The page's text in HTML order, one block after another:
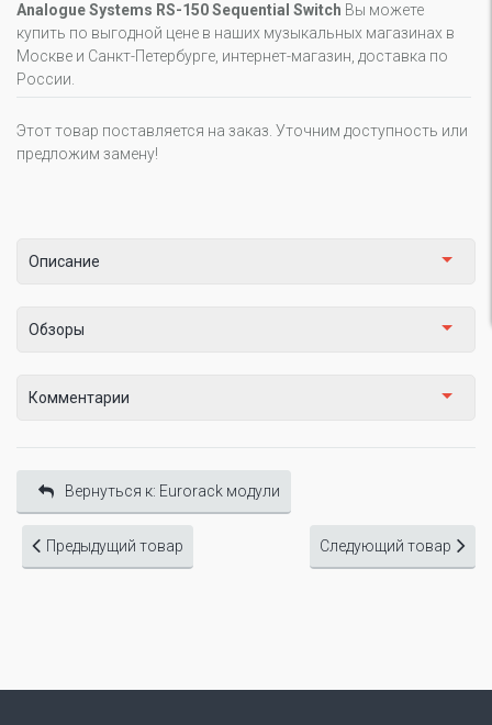
Analogue Systems RS-150 Sequential Switch Вы можете
купить по выгодной цене в наших музыкальных магазинах в
Москве и Санкт-Петербурге, интернет-магазин, доставка по
России.
Этот товар поставляется на заказ. Уточним доступность или
предложим замену!
Описание
Обзоры
Комментарии
Вернуться к: Eurorack модули
Предыдущий товар Следующий товар